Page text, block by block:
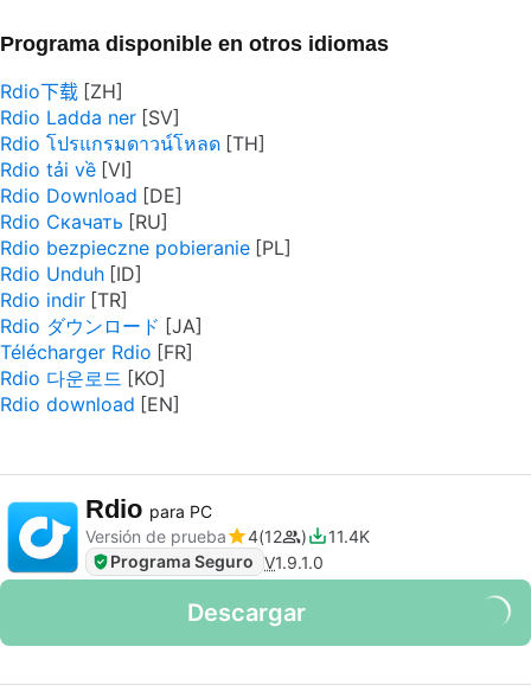
Programa disponible en otros idiomas
Rdio下载
Rdio Ladda ner
Rdio โปรแกรมดาวน์โหลด
Rdio tải về
Rdio Download
Rdio Скачать
Rdio bezpieczne pobieranie
Rdio Unduh
Rdio indir
Rdio ダウンロード
Télécharger Rdio
Rdio 다운로드
Rdio download
Rdio para PC
Versión de prueba
4 12
11.4K
Programa Seguro V1.9.1.0
Descargar